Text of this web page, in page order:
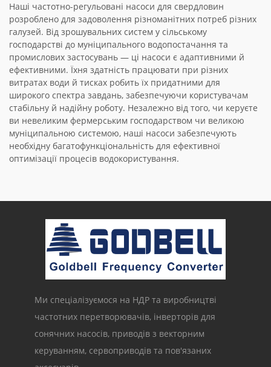
Наші частотно-регульовані насоси для свердловин
розроблено для задоволення різноманітних потреб різних
галузей. Від зрошувальних систем у сільському
господарстві до муніципального водопостачання та
промислових застосувань — ці насоси є адаптивними й
ефективними. Їхня здатність працювати при різних
витратах води й тисках робить їх придатними для
широкого спектра завдань, забезпечуючи користувачам
стабільну й надійну роботу. Незалежно від того, чи керуєте
ви невеликим фермерським господарством чи великою
муніципальною системою, наші насоси забезпечують
необхідну багатофункціональність для ефективної
оптимізації процесів водокористування.
Ми спеціалізуємося на НДР та виробництві
частотних перетворювачів, інверторів для
сонячних насосів, приводів з векторним
керуванням, сервоприводів та пов'язаних